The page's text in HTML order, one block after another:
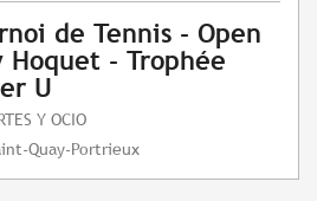
de Tennis - Open
Hoquet - Trophée
U
Y OCIO
Quay-Portrieux